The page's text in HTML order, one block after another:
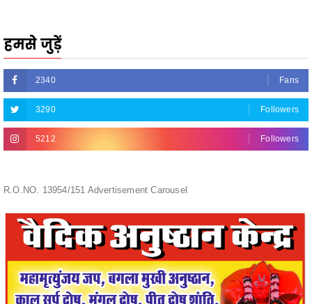
2340
3290 Followers
5212 Followers
R.O.NO. 13954/151 Advertisement Carousel